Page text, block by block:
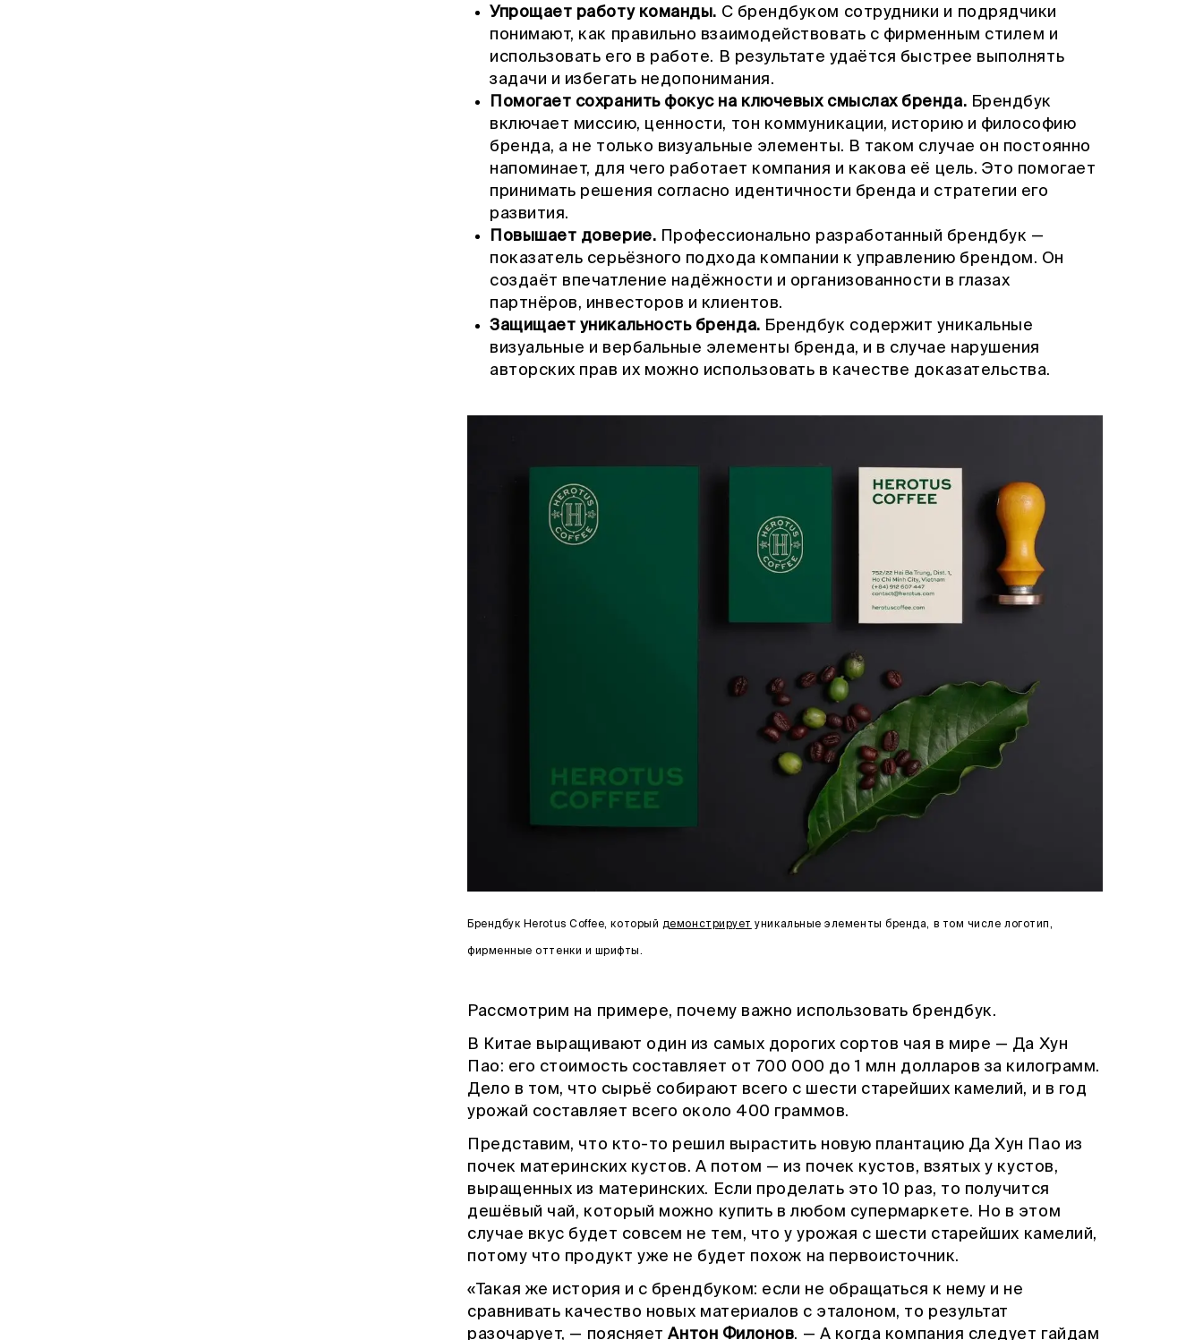
Упрощает работу команды. С брендбуком сотрудники и подрядчики
понимают, как правильно взаимодействовать с фирменным стилем и
использовать его в работе. В результате удаётся быстрее выполнять
задачи и избегать недопонимания.
Помогает сохранить фокус на ключевых смыслах бренда. Брендбук
включает миссию, ценности, тон коммуникации, историю и философию
бренда, а не только визуальные элементы. В таком случае он постоянно
напоминает, для чего работает компания и какова её цель. Это помогает
принимать решения согласно идентичности бренда и стратегии его
развития.
Повышает доверие.
Профессионально разработанный брендбук —
показатель серьёзного подхода компании к управлению брендом. Он
создаёт впечатление надёжности и организованности в глазах
партнёров, инвесторов и клиентов.
Защищает уникальность бренда. Брендбук содержит уникальные
визуальные и вербальные элементы бренда, и в случае нарушения
авторских прав их можно использовать в качестве доказательства.
Брендбук Herotus Coffee, который демонстрирует уникальные элементы бренда, в том числе логотип,
фирменные оттенки и шрифты.
Рассмотрим на примере, почему важно использовать брендбук.
В Китае выращивают один из самых дорогих сортов чая в мире — Да Хун
Пао: его стоимость составляет от 700 000 до 1 млн долларов за килограмм.
Дело в том, что сырьё собирают всего с шести старейших камелий, и в год
урожай составляет всего около 400 граммов.
Представим, что кто-то решил вырастить новую плантацию Да Хун Пао из
почек материнских кустов. А потом — из почек кустов, взятых у кустов,
выращенных из материнских. Если проделать это 10 раз, то получится
дешёвый чай, который можно купить в любом супермаркете. Но в этом
случае вкус будет совсем не тем, что у урожая с шести старейших камелий,
потому что продукт уже не будет похож на первоисточник.
«Такая же история и с брендбуком: если не обращаться к нему и не
сравнивать качество новых материалов с эталоном, то результат
разочарует, — поясняетАнтон Филонов. — А когда компания следует гайдам